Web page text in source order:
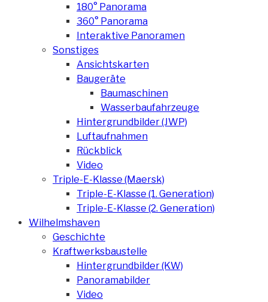
180° Panorama
360° Panorama
Interaktive Panoramen
Sonstiges
Ansichtskarten
Baugeräte
Baumaschinen
Wasserbaufahrzeuge
Hintergrundbilder (JWP)
Luftaufnahmen
Rückblick
Video
Triple-E-Klasse (Maersk)
Triple-E-Klasse (1. Generation)
Triple-E-Klasse (2. Generation)
Wilhelmshaven
Geschichte
Kraftwerksbaustelle
Hintergrundbilder (KW)
Panoramabilder
Video